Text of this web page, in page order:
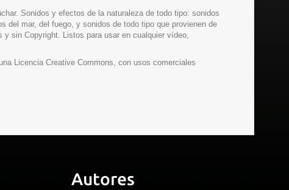
Sonidos y efectos de la naturaleza de todo tipo: sonidos
del mar, del fuego, y sonidos de todo tipo que provienen de
sin Copyright. Listos para usar en cualquier vídeo,
Licencia Creative Commons, con usos comerciales
Autores